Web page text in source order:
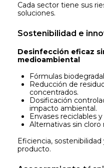
Cada sector tiene sus
soluciones.
Sostenibilidad e
Desinfección eficaz
medioambiental
Fórmulas
Reducción de
concentrados.
Dosificación
impacto ambiental.
Envases reciclables
Alternativas sin cloro
Eficiencia,
producto.